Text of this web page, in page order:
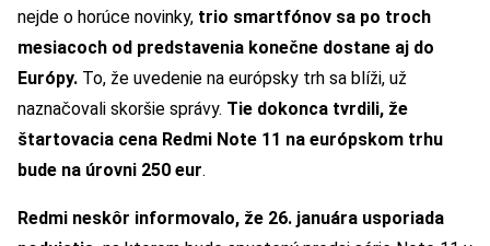
nejde o horúce novinky, trio smartfónov sa po troch
mesiacoch od predstavenia konečne dostane aj do
Európy. To, že uvedenie na európsky trh sa blíži, už
naznačovali skoršie správy. Tie dokonca tvrdili, že
štartovacia cena Redmi Note 11 na európskom trhu
bude na úrovni 250 eur.
Redmi neskôr informovalo, že 26. januára usporiada